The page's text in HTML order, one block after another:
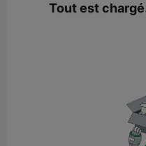
Tout est